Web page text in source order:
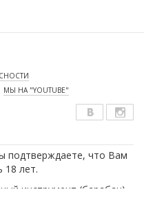
МЫ НА "YOUTUBE"
подтверждаете, что Вам
18 лет.
инструмент (барабан).